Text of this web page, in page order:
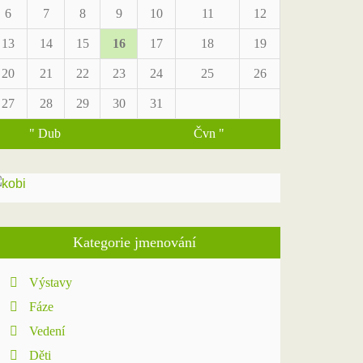
6 7 8 9 10 11 12
13 14 15 16 17 18 19
20 21 22 23 24 25 26
27 28 29 30 31
" Dub Čvn "
Kategorie jmenování
Výstavy
Fáze
Vedení
Děti